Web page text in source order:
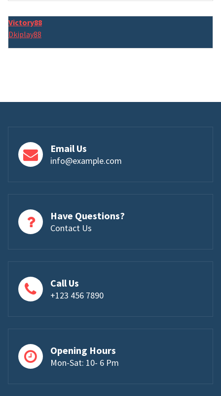
Victory88
Dkiplay88
Email Us
info@example.com
Have Questions?
Contact Us
Call Us
+123 456 7890
Opening Hours
Mon-Sat: 10- 6 Pm